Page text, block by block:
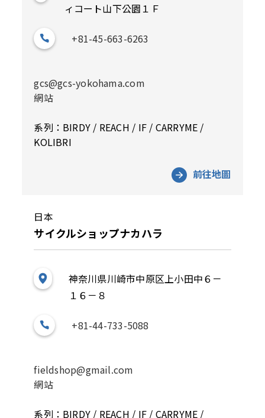
ィコート山下公園１Ｆ
+81-45-663-6263
gcs@gcs-yokohama.com
網站
系列：BIRDY / REACH / IF / CARRYME /
KOLIBRI
前往地圖
日本
サイクルショップナカハラ
神奈川県川崎市中原区上小田中６－
１６－８
+81-44-733-5088
fieldshop@gmail.com
網站
系列：BIRDY / REACH / IF / CARRYME /